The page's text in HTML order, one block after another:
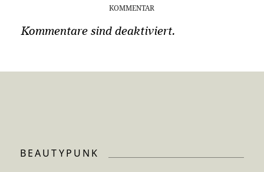
KOMMENTAR
Kommentare sind deaktiviert.
BEAUTYPUNK